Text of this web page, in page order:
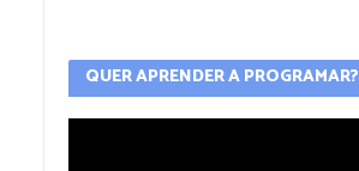
QUER APRENDER A PROGRAMAR?